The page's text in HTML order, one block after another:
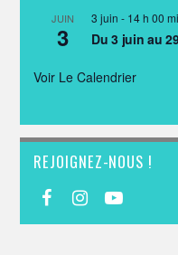
JUIN
3
3 juin - 14 h 00
Du 3 juin au
Voir Le Calendrier
REJOIGNEZ-NOUS !